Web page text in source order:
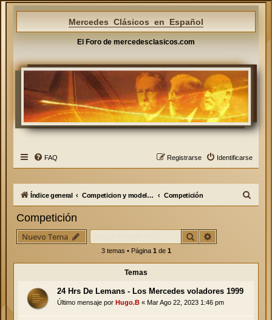
Mercedes Clásicos en Español
El Foro de mercedesclasicos.com
FAQ Identificarse
Registrarse
Índice general Competicion y modelos especiales Competición
Competición
Nuevo Tema Buscar
3 temas • Página 1 de 1
Temas
24 Hrs De Lemans - Los Mercedes voladores 1999
Último mensaje por Hugo.B « Mar Ago 22, 2023 1:46 pm